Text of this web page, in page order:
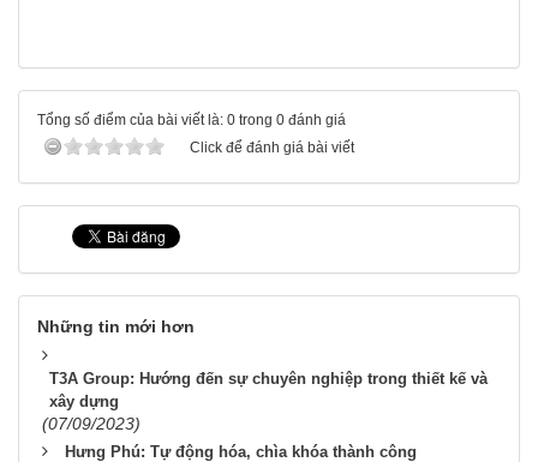
Tổng số điểm của bài viết là: 0 trong 0 đánh giá
Click để đánh giá bài viết
Những tin mới hơn
T3A Group: Hướng đến sự chuyên nghiệp trong thiết kế và
xây dựng
(07/09/2023)
Hưng Phú: Tự động hóa, chìa khóa thành công